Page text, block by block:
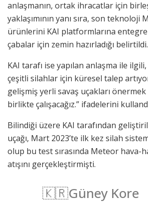
anlaşmanın, ortak ihracatlar için
yaklaşımının yanı sıra, son teknoloji
ürünlerini KAI platformlarına
çabalar için zemin hazırladığı belirtildi.
KAI tarafı ise yapılan anlaşma ile
çeşitli silahlar için küresel talep
gelişmiş yerli savaş uçakları
birlikte çalışacağız.” ifadelerini
Bilindiği üzere KAI tarafından
uçağı, Mart 2023’te ilk kez silah
olup bu test sırasında Meteor hava-
atışını gerçekleştirmişti.
🇰🇷Güney Kore